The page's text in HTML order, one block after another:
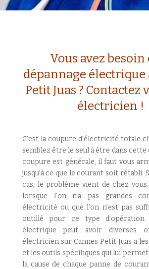
Vous avez besoin
dépannage électrique
Petit Juas ? Contactez
électricien !
C’est la coupure d’électricité totale
semblez être le seul à être dans cette
coupure est générale, il faut vous
jusqu’à ce que le courant soit rétabli.
cas, le problème vient de chez
lorsque l’on n’a pas grandes
électricité ou que l’on n’est pas
outillé pour ce type d’opération
électrique peut avoir diverses
électricien sur Cannes Petit Juas a
et les outils spécifiques qui lui
la cause de chaque panne de